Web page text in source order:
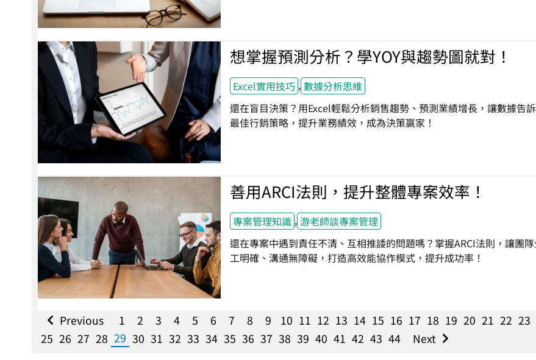
想掌握預測分析？學YOY與趨勢圖就對！
Excel實用技巧 , 數據分析思維
還在盲目決策？用Excel輕鬆分析銷售趨勢、預測業績增長，讓數據告
最佳行銷策略，提升業務績效，成為決策贏家！
善用ARCI法則，提升整體專案效率！
專案管理知識 , 游老師談專案管理
還在專案中遇到責任不清、互相推諉的問題嗎？掌握ARCI法則，讓團
工明確、溝通無障礙，打造高效能協作模式，提升成功率！
Previous 1 2 3 4 5 6 7 8 9 10 11 12 13 14 15 16 17 18 19 20 21 22 23
25 26 27 28 29 30 31 32 33 34 35 36 37 38 39 40 41 42 43 44 Next